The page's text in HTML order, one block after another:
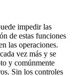
impedir las
de estas funciones
las operaciones.
vez más y se
y comúnmente
Sin los controles